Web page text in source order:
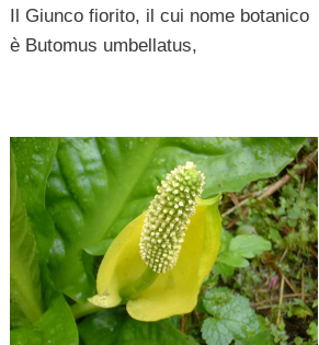
Il Giunco fiorito, il cui nome botanico
è Butomus umbellatus,